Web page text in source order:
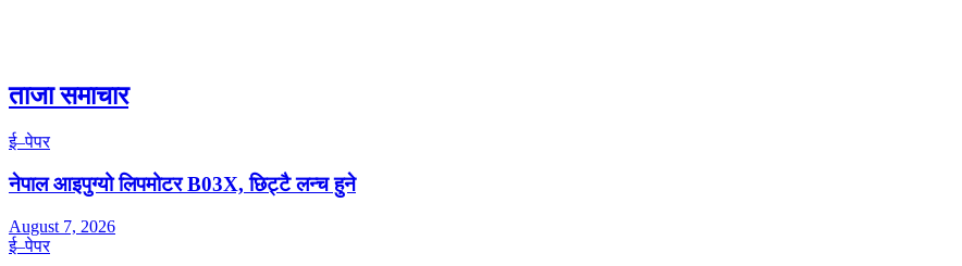
ताजा समाचार
ई–पेपर
नेपाल आइपुग्यो लिपमोटर B03X, छिट्टै लन्च हुने
August 7, 2026
ई–पेपर